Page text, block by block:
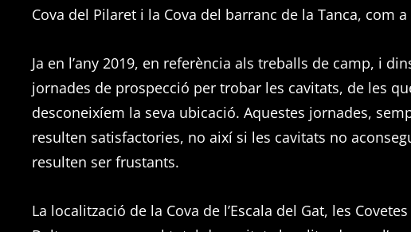
Cova del Pilaret i la Cova del barranc de la Tanca, com
Ja en l’any 2019, en referència als treballs de camp, i
jornades de prospecció per trobar les cavitats, de les
desconeixíem la seva ubicació. Aquestes jornades,
resulten satisfactories, no així si les cavitats no
resulten ser frustants.
La localització de la Cova de l’Escala del Gat, les